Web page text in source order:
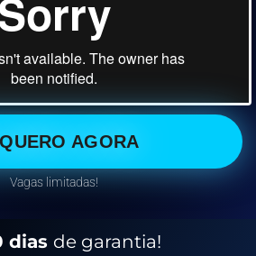
AGORA
Vagas limitadas!
dias de garantia!